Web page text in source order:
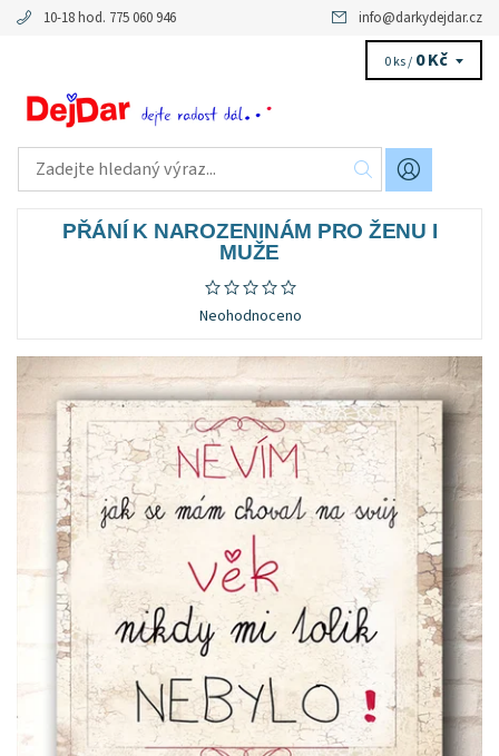
10-18 hod. 775 060 946 info@darkydejdar.cz
0 ks / 0 Kč
PŘÁNÍ K NAROZENINÁM PRO ŽENU I
MUŽE
Neohodnoceno